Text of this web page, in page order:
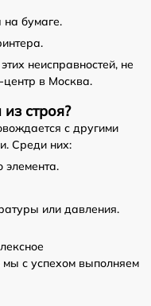
на бумаге.
неисправностей, не
центр в Москва.
строя?
с другими
Среди них:
элемента.
или давления.
мы с успехом выполняем